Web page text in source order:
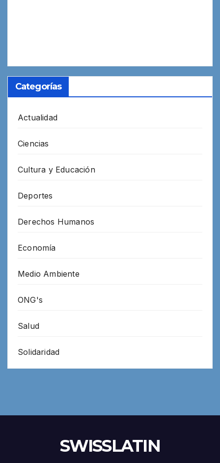
Categorías
Actualidad
Ciencias
Cultura y Educación
Deportes
Derechos Humanos
Economía
Medio Ambiente
ONG's
Salud
Solidaridad
SWISSLATIN